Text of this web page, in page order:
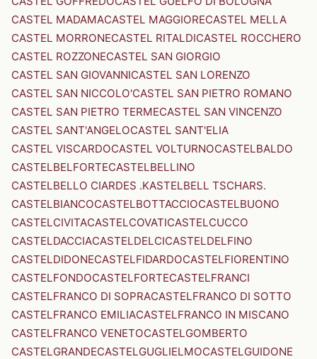
CASTEL MADAMACASTEL MAGGIORECASTEL MELLA
CASTEL MORRONECASTEL RITALDICASTEL ROCCHERO
CASTEL ROZZONECASTEL SAN GIORGIO
CASTEL SAN GIOVANNICASTEL SAN LORENZO
CASTEL SAN NICCOLO'CASTEL SAN PIETRO ROMANO
CASTEL SAN PIETRO TERMECASTEL SAN VINCENZO
CASTEL SANT'ANGELOCASTEL SANT'ELIA
CASTEL VISCARDOCASTEL VOLTURNOCASTELBALDO
CASTELBELFORTECASTELBELLINO
CASTELBELLO CIARDES .KASTELBELL TSCHARS.
CASTELBIANCOCASTELBOTTACCIOCASTELBUONO
CASTELCIVITACASTELCOVATICASTELCUCCO
CASTELDACCIACASTELDELCICASTELDELFINO
CASTELDIDONECASTELFIDARDOCASTELFIORENTINO
CASTELFONDOCASTELFORTECASTELFRANCI
CASTELFRANCO DI SOPRACASTELFRANCO DI SOTTO
CASTELFRANCO EMILIACASTELFRANCO IN MISCANO
CASTELFRANCO VENETOCASTELGOMBERTO
CASTELGRANDECASTELGUGLIELMOCASTELGUIDONE